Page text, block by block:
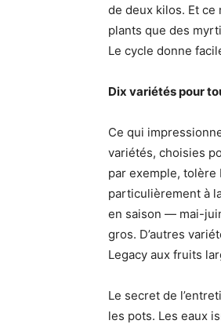
de deux kilos. Et ce
plants que des
Le cycle donne
Dix variétés pour
Ce qui
variétés, choisies
par exemple,
particulièrement à
en saison — mai-
gros. D’autres
Legacy aux fruits
Le secret de
les pots. Les eaux